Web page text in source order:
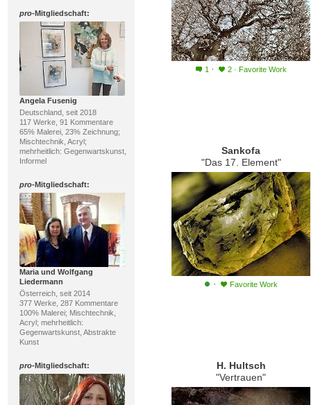
pro-Mitgliedschaft:
Angela Fusenig
Deutschland, seit 2018
117 Werke, 91 Kommentare
65% Malerei, 23% Zeichnung;
Mischtechnik, Acryl;
mehrheitlich: Gegenwartskunst,
Informel
pro-Mitgliedschaft:
Maria und Wolfgang
Liedermann
Österreich, seit 2014
377 Werke, 287 Kommentare
100% Malerei; Mischtechnik,
Acryl; mehrheitlich:
Gegenwartskunst, Abstrakte
Kunst
pro-Mitgliedschaft:
1 · 2 · Favorite Work
Sankofa
"Das 17. Element"
· Favorite Work
H. Hultsch
"Vertrauen"